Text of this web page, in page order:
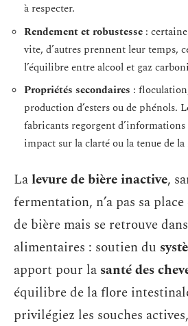
à respecter.
Rendement et robustesse :
vite, d’autres prennent leur temps,
l’équilibre entre alcool et gaz
Propriétés secondaires :
production d’esters ou de phénols.
fabricants regorgent
impact sur la clarté ou la tenue de la
Lalevure de bière inactive,
fermentation, n’a pas sa
de bière mais se retrouve
alimentaires : soutien du
apport pour la santé des
équilibre de la flore
privilégiez les souches